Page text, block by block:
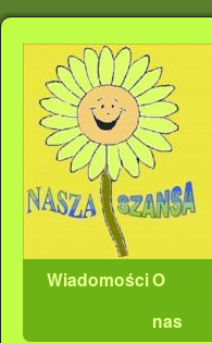
WiadomościO
nas